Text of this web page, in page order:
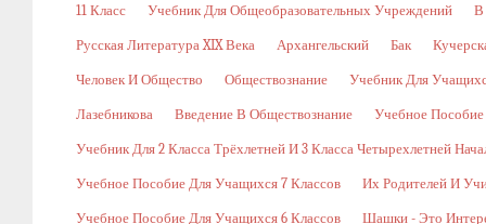
11 Класс Учебник Для Общеобразовательных Учреждений В
Русская Литература XIX Века Архангельский Бак
Человек И Общество Обществознание Учебник Для
Лазебникова Введение В Обществознание Учебное
Учебник Для 2 Класса Трёхлетней И 3 Класса Четырехлетней
Учебное Пособие Для Учащихся 7 Классов Их Родителей И
Учебное Пособие Для Учащихся 6 Классов Шашки - Это